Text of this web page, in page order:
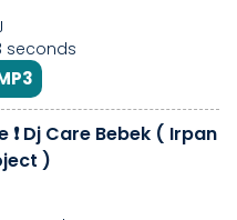
seconds
❗ Dj Care Bebek ( Irpan
)